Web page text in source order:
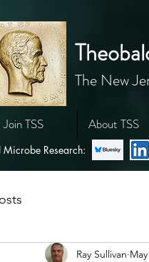
The New
Join TSS About TSS
Microbe Research:
Ray Sullivan